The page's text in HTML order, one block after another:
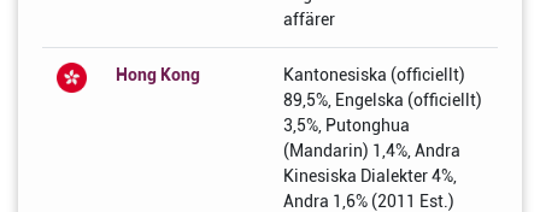
affärer
Hong Kong
Kantonesiska (officiellt)
89,5%, Engelska (officiellt)
3,5%, Putonghua
(Mandarin) 1,4%, Andra
Kinesiska Dialekter 4%,
Andra 1,6% (2011 Est.)